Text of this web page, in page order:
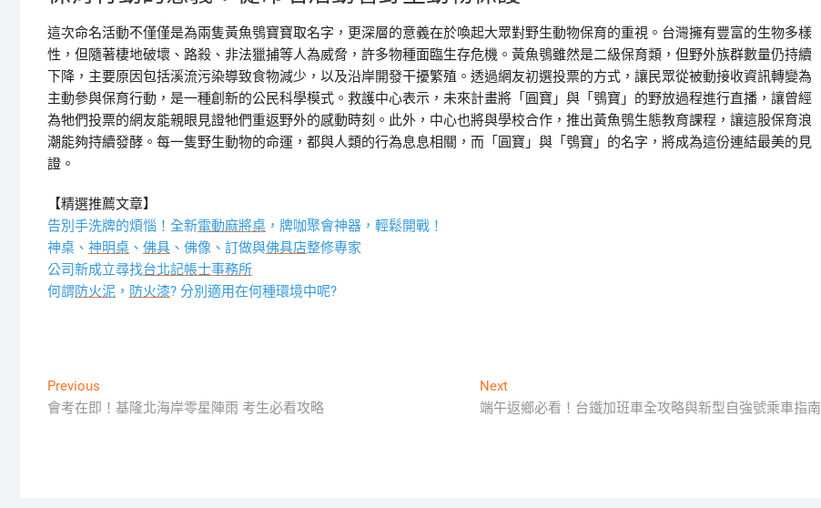
這次命名活動不僅僅是為兩隻黃魚鴞寶寶取名字，更深層的意義在於喚起大眾對野生動物保育的重視。台灣擁有豐富的生物多樣
性，但隨著棲地破壞、路殺、非法獵捕等人為威脅，許多物種面臨生存危機。黃魚鴞雖然是二級保育類，但野外族群數量仍持續
下降，主要原因包括溪流污染導致食物減少，以及沿岸開發干擾繁殖。透過網友初選投票的方式，讓民眾從被動接收資訊轉變為
主動參與保育行動，是一種創新的公民科學模式。救護中心表示，未來計畫將「圓寶」與「鴞寶」的野放過程進行直播，讓曾經
為牠們投票的網友能親眼見證牠們重返野外的感動時刻。此外，中心也將與學校合作，推出黃魚鴞生態教育課程，讓這股保育浪
潮能夠持續發酵。每一隻野生動物的命運，都與人類的行為息息相關，而「圓寶」與「鴞寶」的名字，將成為這份連結最美的見
證。
【精選推薦文章】
告別手洗牌的煩惱！全新電動麻將桌 ，牌咖聚會神器，輕鬆開戰！
神桌、 神明桌 、 佛具 、佛像、訂做與佛具店整修專家
公司新成立尋找台北記帳士事務所
何謂防火泥 ， 防火漆? 分別適用在何種環境中呢?
文
章
Previous
post:
會考在即！基隆北海岸零星陣雨 考生必看攻略
NextNext
post:
端午返鄉必看！台鐵加班車全攻略與新型自強號乘車指南